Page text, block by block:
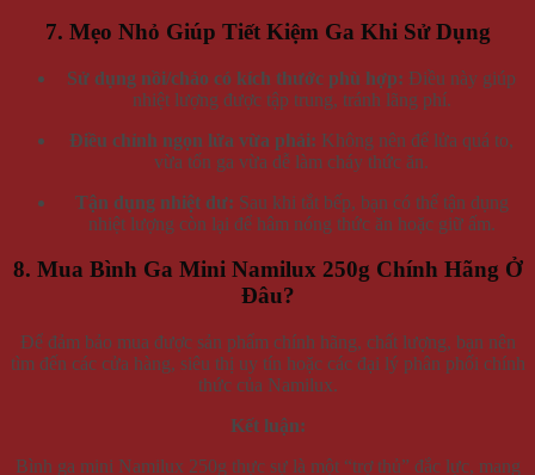
7. Mẹo Nhỏ Giúp Tiết Kiệm Ga Khi Sử Dụng
Sử dụng nồi/chảo có kích thước phù hợp: Điều này giúp
nhiệt lượng được tập trung, tránh lãng phí.
Điều chỉnh ngọn lửa vừa phải: Không nên để lửa quá to,
vừa tốn ga vừa dễ làm cháy thức ăn.
Tận dụng nhiệt dư: Sau khi tắt bếp, bạn có thể tận dụng
nhiệt lượng còn lại để hâm nóng thức ăn hoặc giữ ấm.
8. Mua Bình Ga Mini Namilux 250g Chính Hãng Ở
Đâu?
Để đảm bảo mua được sản phẩm chính hãng, chất lượng, bạn nên
tìm đến các cửa hàng, siêu thị uy tín hoặc các đại lý phân phối chính
thức của Namilux.
Kết luận:
Bình ga mini Namilux 250g thực sự là một “trợ thủ” đắc lực, mang